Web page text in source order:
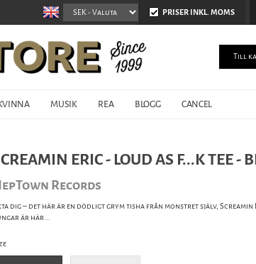
PRISER INKL. MOMS
MUSIK REA BLOGG CANCEL
Till
ERIC - LOUD AS F...K TEE -
Records
dig – det här är en dödligt grym tisha från monstret själv,
är här...